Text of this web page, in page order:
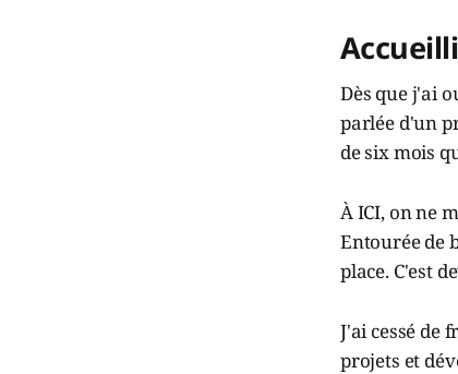
Dès que j'ai
parlée d'un
de six mois
À ICI, on ne
Entourée de
place. C'est
J'ai cessé de
projets et